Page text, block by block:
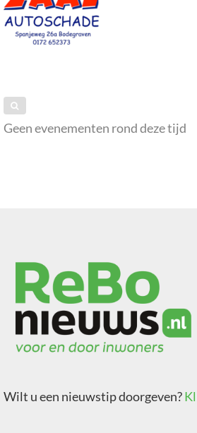
Geen evenementen rond deze tijd
Wilt u een nieuwstip doorgeven?